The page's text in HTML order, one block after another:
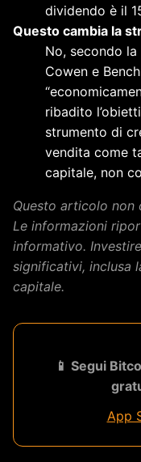
dividendo è il
Questo cambia la
No, secondo
Cowen e
ribadito
strumento di
vendita come
capitale, non
Questo articolo non
Le informazioni
informativo.
significativi, inclusa
capitale.
📱 Segui
App